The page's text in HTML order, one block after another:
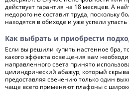
действует гарантия на 18 месяцев. А
недорого не составит труда, поскольку
находятся в обиходе и уже успели
Как выбрать и приобрести
Если вы решили купить настенное бра,
какого эффекта освещения вам
направленного света принято
цилиндрический абажур, который
предоставляя свечению только один
чаще всего применяют плафоны с